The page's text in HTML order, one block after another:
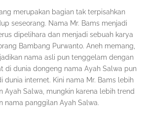
merupakan bagian tak terpisahkan
seseorang. Nama Mr. Bams menjadi
dipelihara dan menjadi sebuah karya
Bambang Purwanto. Aneh memang,
nama asli pun tenggelam dengan
di dunia dongeng nama Ayah Salwa pun
dunia internet. Kini nama Mr. Bams lebih
Ayah Salwa, mungkin karena lebih trend
nama panggilan Ayah Salwa.